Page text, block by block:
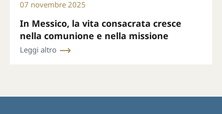
07 novembre 2025
In Messico, la vita consacrata cresce
nella comunione e nella missione
Leggi altro